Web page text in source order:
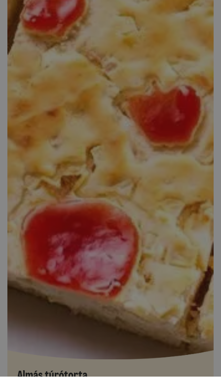
Almás túrótorta